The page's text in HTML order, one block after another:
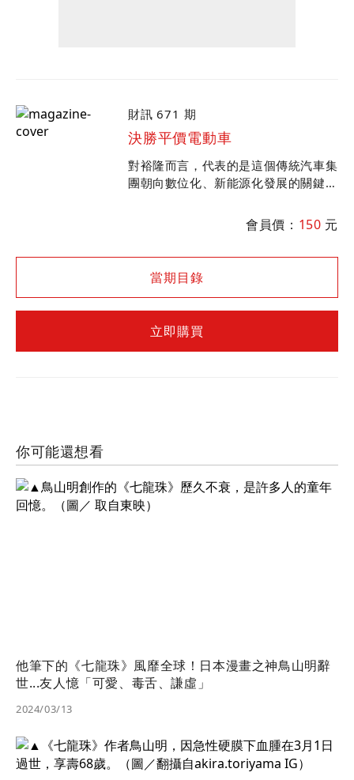
財訊 671 期
決勝平價電動車
對裕隆而言，代表的是這個傳統汽車集
團朝向數位化、新能源化發展的關鍵一
電動車市場，不能輸的第一步。兩大產
會員價： 150 元
當期目錄
立即購買
你可能還想看
他筆下的《七龍珠》風靡全球！日本漫畫之神鳥山明辭
世...友人憶「可愛、毒舌、謙虛」
2024/03/13